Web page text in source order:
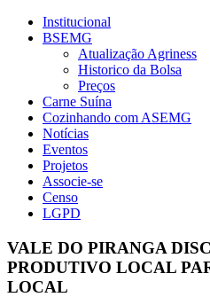
Institucional
BSEMG
Atualização Agriness
Historico da Bolsa
Preços
Carne Suína
Cozinhando com ASEMG
Notícias
Eventos
Projetos
Associe-se
Censo
LGPD
VALE DO PIRANGA
PRODUTIVO LOCAL
LOCAL